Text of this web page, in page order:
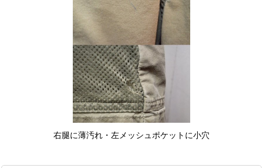
右腿に薄汚れ・左メッシュポケットに小穴